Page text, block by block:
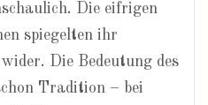
Die eifrigen
spiegelten ihr
Die Bedeutung des
Tradition – bei